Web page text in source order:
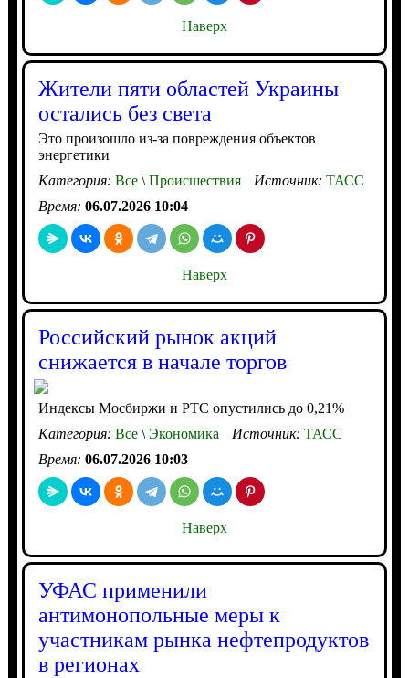
Наверх
Жители пяти областей Украины
остались без света
Это произошло из-за повреждения объектов
энергетики
Категория: Все\Происшествия Источник: ТАСС
Время: 06.07.2026 10:04
Наверх
Российский рынок акций
снижается в начале торгов
Индексы Мосбиржи и РТС опустились до 0,21%
Категория: Все\Экономика Источник: ТАСС
Время: 06.07.2026 10:03
Наверх
УФАС применили
антимонопольные меры к
участникам рынка нефтепродуктов
в регионах